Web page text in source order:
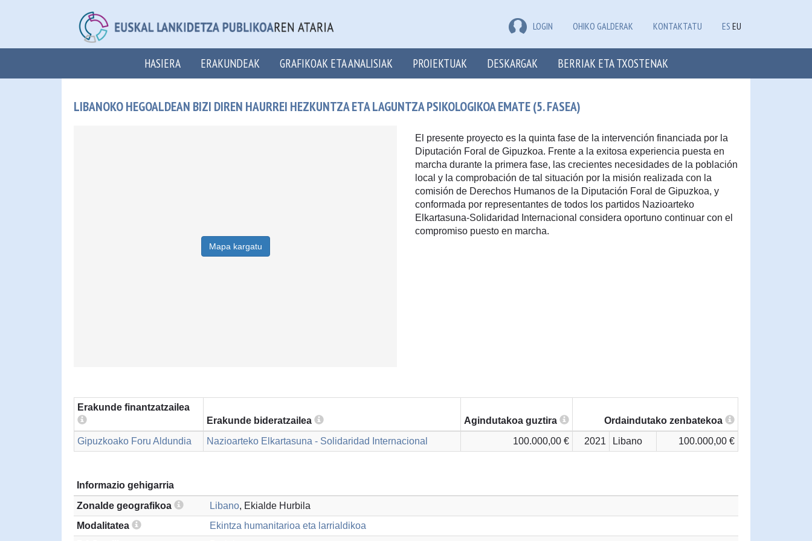
LOGIN OHIKO GALDERAK KONTAKTATU ES EU
HASIERA ERAKUNDEAK GRAFIKOAK ETA ANALISIAK PROIEKTUAK DESKARGAK BERRIAK ETA TXOSTENAK
LIBANOKO HEGOALDEAN BIZI DIREN HAURREI HEZKUNTZA ETA LAGUNTZA PSIKOLOGIKOA EMATE (5. FASEA)
Mapa kargatu
El presente proyecto es la quinta fase de la intervención financiada por la
Diputación Foral de Gipuzkoa. Frente a la exitosa experiencia puesta en
marcha durante la primera fase, las crecientes necesidades de la población
local y la comprobación de tal situación por la misión realizada con la
comisión de Derechos Humanos de la Diputación Foral de Gipuzkoa, y
conformada por representantes de todos los partidos Nazioarteko
Elkartasuna-Solidaridad Internacional considera oportuno continuar con el
compromiso puesto en marcha.
Erakunde finantzatzailea
Erakunde bideratzailea
Agindutakoa guztira
Ordaindutako zenbatekoa
Gipuzkoako Foru Aldundia
Nazioarteko Elkartasuna - Solidaridad Internacional 100.000,00 € 2021 Libano 100.000,00 €
Informazio gehigarria
Zonalde geografikoa
Libano, Ekialde Hurbila
Modalitatea
Ekintza humanitarioa eta larrialdikoa